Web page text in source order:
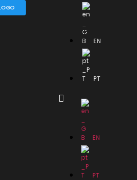
EN
PT
EN
PT